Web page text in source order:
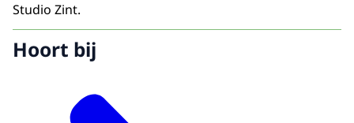
Studio Zint.
Hoort bij